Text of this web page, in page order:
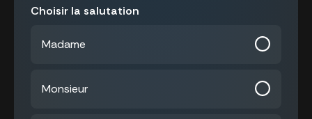
Choisir la salutation
Madame
Monsieur